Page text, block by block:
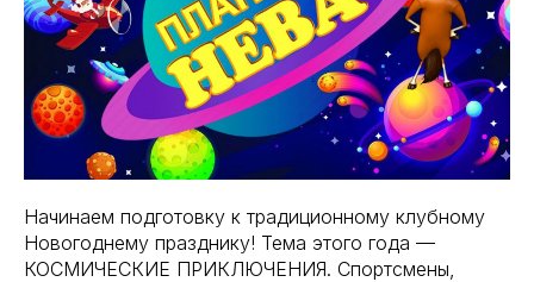
Начинаем подготовку к традиционному клубному
Новогоднему празднику! Тема этого года —
КОСМИЧЕСКИЕ ПРИКЛЮЧЕНИЯ. Спортсмены,